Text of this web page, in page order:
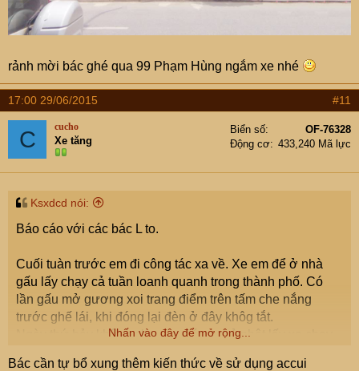
rảnh mời bác ghé qua 99 Phạm Hùng ngắm xe nhé
17:00 29/06/2015 #11
C cucho
Xe tăng
Biển số
OF-76328
Động cơ
433,240 Mã lực
Ksxdcd nói:
Báo cáo với các bác L to.
Cuối tuàn trước em đi công tác xa về. Xe em để ở nhà
gấu lấy chạy cả tuần loanh quanh trong thành phố. Có
lần gấu mở gương xoi trang điểm trên tấm che nắng
trước ghế lái, khi đóng lại đèn ở đây khôg tắt.
Ngày thứ bảy không chạy xe, sáng chủ nhật lấy xe chạy
Nhấn vào đây để mở rộng...
Bác cần tự bổ xung thêm kiến thức về sử dụng accui